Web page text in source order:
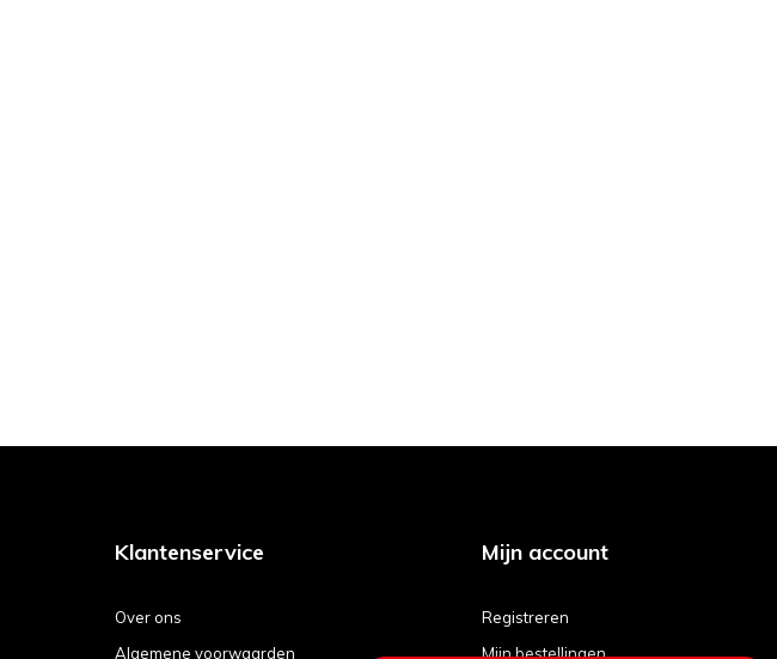
Klantenservice
Over ons
Algemene voorwaarden
Mijn account
Registreren
Mijn bestellingen